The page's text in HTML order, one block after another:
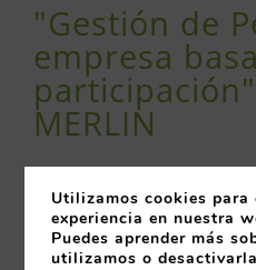
"Gestión de
empresa
participación"
MERLIN
20/06/2013-
CEX 2013
Intervención de D.
Utilizamos cookies
experiencia en nuestra
Puedes aprender más
utilizamos o